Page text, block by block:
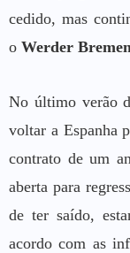
cedido, mas
o Werder
No último verão
voltar a Espanha
contrato de um
aberta para
de ter saído,
acordo com as